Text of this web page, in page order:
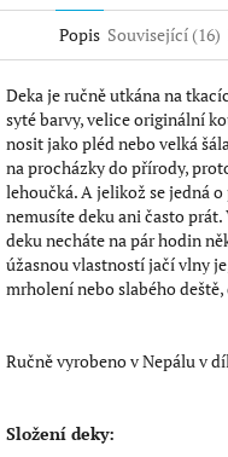
Popis Související (16)
Deka je ručně utkána na
syté barvy, velice originální
nosit jako pléd nebo velká
na procházky do přírody,
lehoučká. A jelikož se jedná
nemusíte deku ani často
deku necháte na pár hodin
úžasnou vlastností jačí vlny
mrholení nebo slabého
Ručně vyrobeno v Nepálu v
Složení deky: